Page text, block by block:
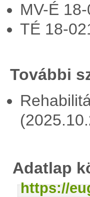
MV-É
TÉ 18-
További
Adatlap
https://